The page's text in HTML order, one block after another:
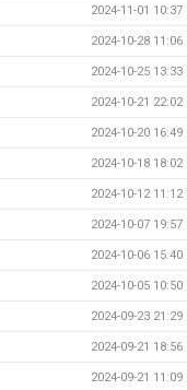
2024-11-01 10:37
2024-10-28 11:06
2024-10-25 13:33
2024-10-21 22:02
2024-10-20 16:49
2024-10-18 18:02
2024-10-12 11:12
2024-10-07 19:57
2024-10-06 15:40
2024-10-05 10:50
2024-09-23 21:29
2024-09-21 18:56
2024-09-21 11:09